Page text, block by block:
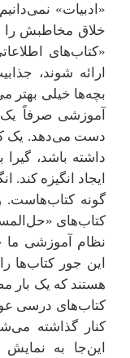
«ادبیات»
خلاق مخاطبش را
«کتاب‌های
ارائه شوند،
بچه‌ها خیلی بهتر
آموزشی صرفاً یک
دست می‌دهد. یک
داشته باشد،
ایجاد انگیزه کند.
گونه کتاب‌هاست.
کتاب‌های
نظام آموزشی ما
این جور کتاب‌ها
هستند که یک بار
کتاب‌های درسی
کنار گذاشته
این‌جا به